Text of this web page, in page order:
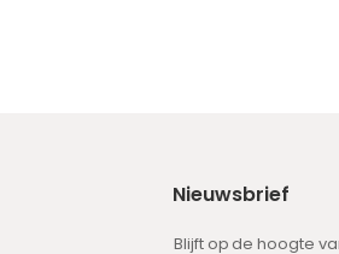
Nieuwsbrief
Blijft op de hoogte